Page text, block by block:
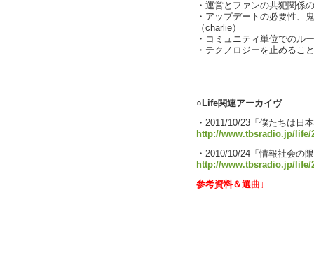
・運営とファンの共犯関係
・アップデートの必要性、
（charlie）
・コミュニティ単位でのル
・テクノロジーを止めるこ
○Life関連アーカイヴ
・2011/10/23「僕たちは日
http://www.tbsradio.jp/life/
・2010/10/24「情報社会の
http://www.tbsradio.jp/life/
参考資料＆選曲↓